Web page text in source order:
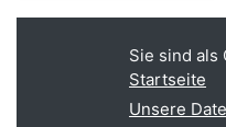
Sie sind als
Startseite
Unsere